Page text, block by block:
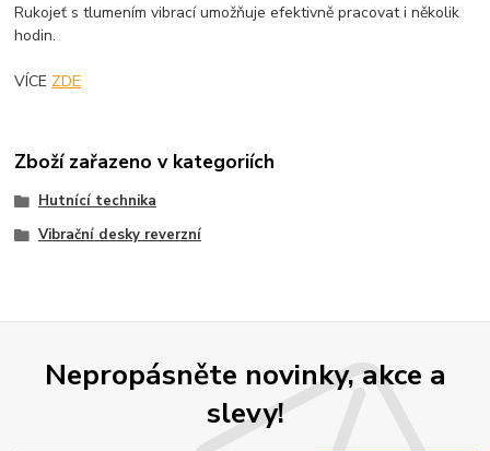
Rukojeť s tlumením vibrací umožňuje efektivně pracovat i několik
hodin.
VÍCE ZDE
Zboží zařazeno v kategoriích
Hutnící technika
Vibrační desky reverzní
Nepropásněte novinky, akce a
slevy!